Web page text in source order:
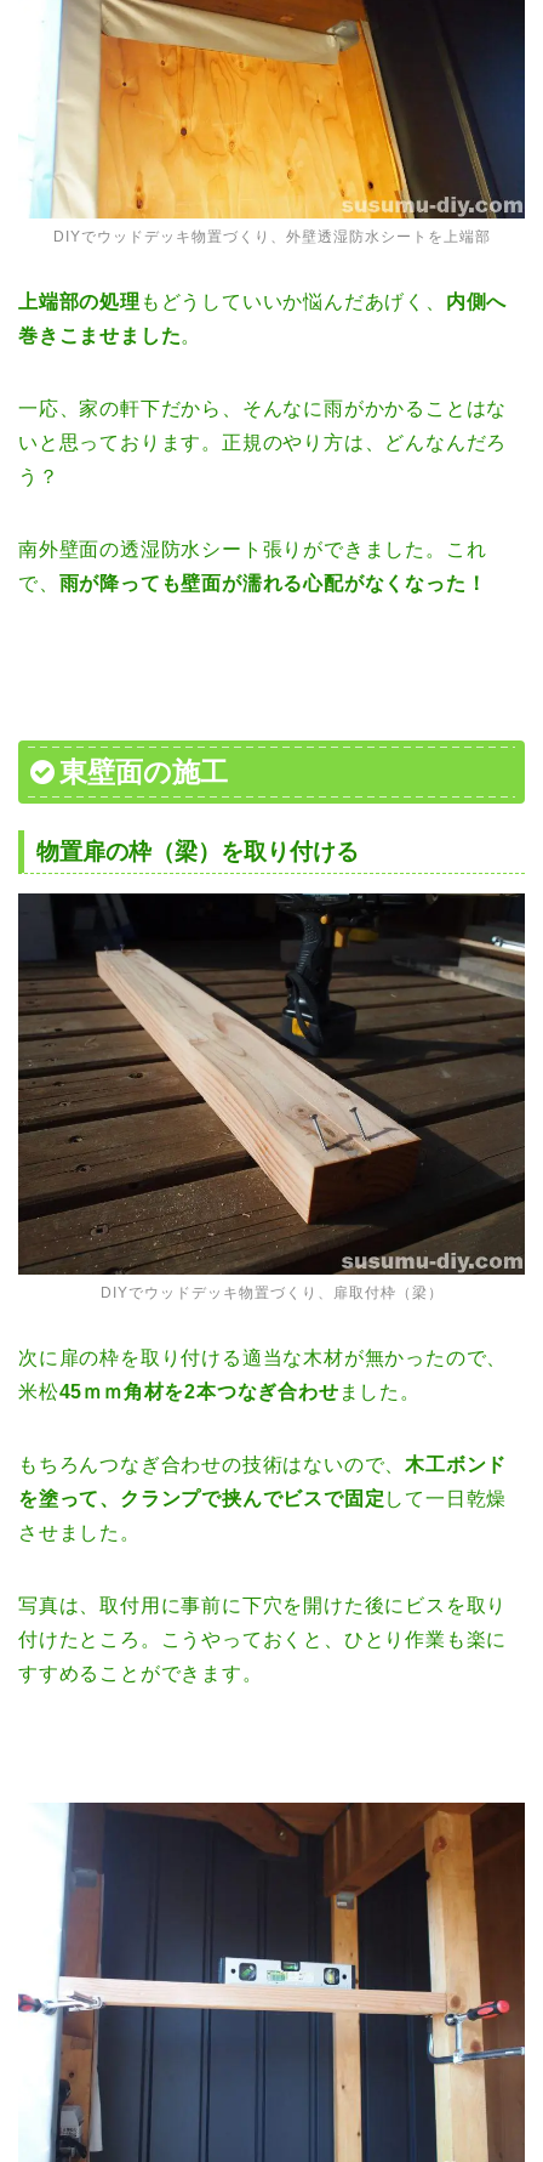
DIYでウッドデッキ物置づくり、外壁透湿防水シートを上端部
上端部の処理 もどうしていいか悩んだあげく、 内側へ
巻きこませました。
一応、家の軒下だから、そんなに雨がかかることはな
いと思っております。正規のやり方は、どんなんだろ
う？
南外壁面の透湿防水シート張りができました。これ
で、 雨が降っても壁面が濡れる心配がなくなった！
東壁面の施工
物置扉の枠（梁）を取り付ける
DIYでウッドデッキ物置づくり、扉取付枠（梁）
次に扉の枠を取り付ける適当な木材が無かったので、
米松45ｍｍ角材を2本つなぎ合わせ ました。
もちろんつなぎ合わせの技術はないので、木工ボンド
を塗って、クランプで挟んでビスで固定 して一日乾燥
させました。
写真は、取付用に事前に下穴を開けた後にビスを取り
付けたところ。こうやっておくと、ひとり作業も楽に
すすめることができます。